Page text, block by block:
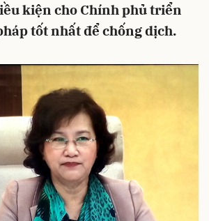
kiện cho Chính phủ triển
tốt nhất để chống dịch.